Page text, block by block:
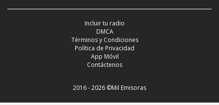
Incluir tu radio
DMCA
Términos y Condiciones
Política de Privacidad
App Móvil
Contáctenos
2016 - 2026 ©Mil Emisoras